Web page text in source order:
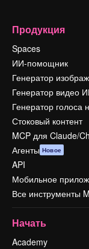
Продукция
Spaces
ИИ-помощник
Генератор
Генератор видео
Генератор голоса
Стоковый контент
MCP для Claude/
Агенты Новое
API
Мобильное
Все инструменты
Начать
Academy